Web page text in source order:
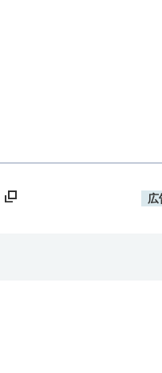
広